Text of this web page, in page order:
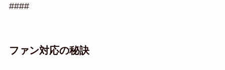
####
ファン対応の秘訣